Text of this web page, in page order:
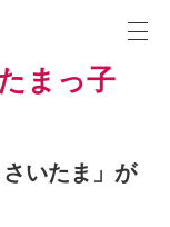
まっ子
いたま」が